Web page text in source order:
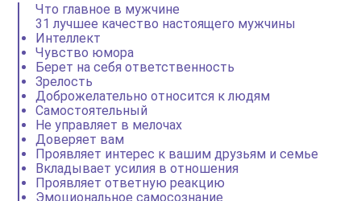
Что главное в мужчине
31 лучшее качество настоящего мужчины
Интеллект
Чувство юмора
Берет на себя ответственность
Зрелость
Доброжелательно относится к людям
Самостоятельный
Не управляет в мелочах
Доверяет вам
Проявляет интерес к вашим друзьям и семье
Вкладывает усилия в отношения
Проявляет ответную реакцию
Эмоциональное самосознание